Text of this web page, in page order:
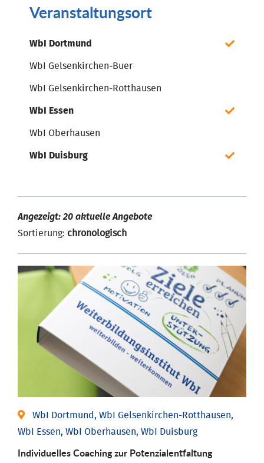
Veranstaltungsort
WbI Dortmund
WbI Gelsenkirchen-Buer
WbI Gelsenkirchen-Rotthausen
WbI Essen
WbI Oberhausen
WbI Duisburg
Angezeigt: 20 aktuelle Angebote
Sortierung: chronologisch
WbI Dortmund, WbI Gelsenkirchen-Rotthausen,
WbI Essen, WbI Oberhausen, WbI Duisburg
Individuelles Coaching zur Potenzialentfaltung